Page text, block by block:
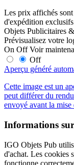
Les prix affichés
d'expédition
Objets Publicitaires
Prévisualisez votre
On Off Voir
Off
Aperçu généré
Cette image est un
peut différer du
envoyé avant la
Informations sur
IGO Objets Pub
d'achat. Les cookies
fonctionne